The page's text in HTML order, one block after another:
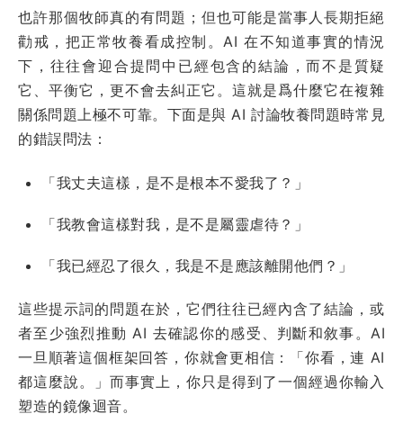
也許那個牧師真的有問題；但也可能是當事人長期拒絕
勸戒，把正常牧養看成控制。AI 在不知道事實的情況
下，往往會迎合提問中已經包含的結論，而不是質疑
它、平衡它，更不會去糾正它。這就是爲什麼它在複雜
關係問題上極不可靠。下面是與 AI 討論牧養問題時常見
的錯誤問法：
「我丈夫這樣，是不是根本不愛我了？」
「我教會這樣對我，是不是屬靈虐待？」
「我已經忍了很久，我是不是應該離開他們？」
這些提示詞的問題在於，它們往往已經內含了結論，或
者至少強烈推動 AI 去確認你的感受、判斷和敘事。AI
一旦順著這個框架回答，你就會更相信：「你看，連 AI
都這麼說。」而事實上，你只是得到了一個經過你輸入
塑造的鏡像迴音。